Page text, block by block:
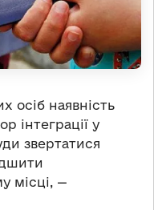
осіб наявність
інтеграції у
звертатися
місці, —